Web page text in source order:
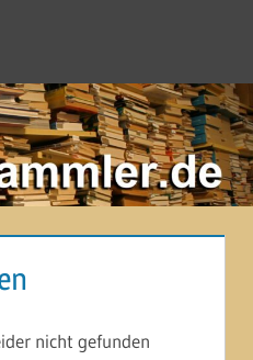
nicht gefunden